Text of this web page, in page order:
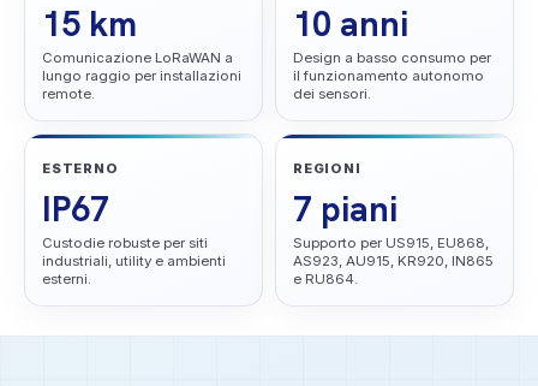
Revisionato da:
Team di ingegneria WillowSoft
Fonte:
Chi siamo, dati di prodotto e servizio
15 km
Comunicazione LoRaWAN a
lungo raggio per installazioni
remote.
10 anni
Design a basso consumo per
il funzionamento autonomo
dei sensori.
ESTERNO
IP67
Custodie robuste per siti
industriali, utility e ambienti
esterni.
REGIONI
7 piani
Supporto per US915, EU868,
AS923, AU915, KR920, IN865
e RU864.